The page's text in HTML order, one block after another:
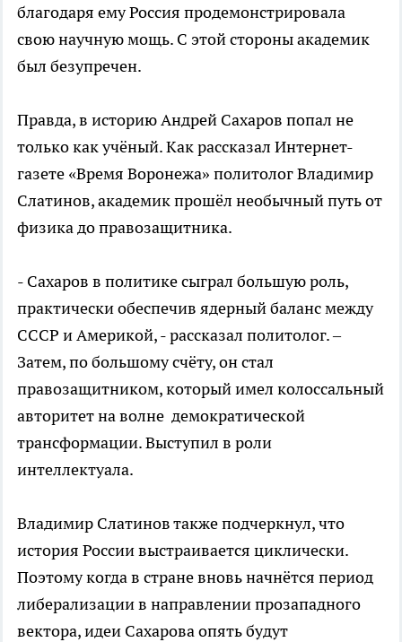
благодаря ему Россия продемонстрировала
свою научную мощь. С этой стороны академик
был безупречен.
Правда, в историю Андрей Сахаров попал не
только как учёный. Как рассказал Интернет-
газете «Время Воронежа» политолог Владимир
Слатинов, академик прошёл необычный путь от
физика до правозащитника.
- Сахаров в политике сыграл большую роль,
практически обеспечив ядерный баланс между
СССР и Америкой, - рассказал политолог. –
Затем, по большому счёту, он стал
правозащитником, который имел колоссальный
авторитет на волне демократической
трансформации. Выступил в роли
интеллектуала.
Владимир Слатинов также подчеркнул, что
история России выстраивается циклически.
Поэтому когда в стране вновь начнётся период
либерализации в направлении прозападного
вектора, идеи Сахарова опять будут